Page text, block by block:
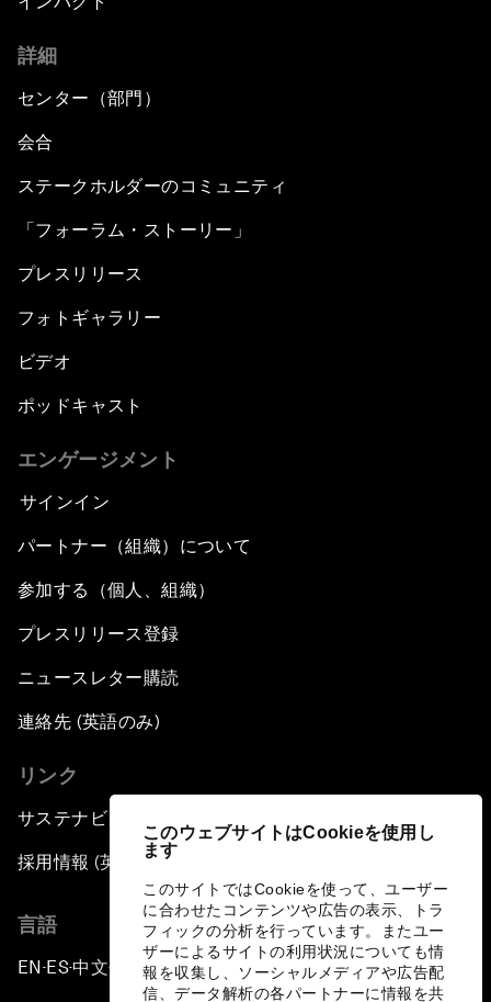
このウェブサイトはCookieを使用し
ます
このサイトではCookieを使って、ユーザー
に合わせたコンテンツや広告の表示、トラ
フィックの分析を行っています。またユー
ザーによるサイトの利用状況についても情
報を収集し、ソーシャルメディアや広告配
信、データ解析の各パートナーに情報を共
詳細
センター（部門）
会合
ステークホルダーのコミュニティ
「フォーラム・ストーリー」
プレスリリース
フォトギャラリー
ビデオ
ポッドキャスト
エンゲージメント
サインイン
パートナー（組織）について
参加する（個人、組織）
プレスリリース登録
ニュースレター購読
連絡先 (英語のみ)
リンク
サステナビリティへの取り組み
採用情報 (英語のみ)
言語
EN ▪ES▪中文▪ 日本語